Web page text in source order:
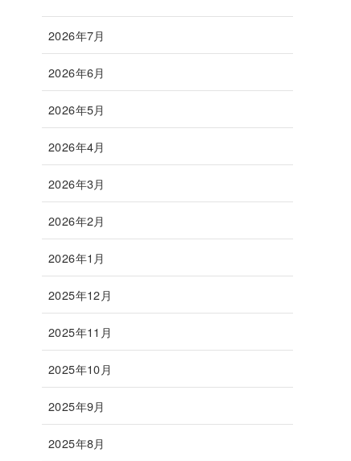
2026年7月
2026年6月
2026年5月
2026年4月
2026年3月
2026年2月
2026年1月
2025年12月
2025年11月
2025年10月
2025年9月
2025年8月